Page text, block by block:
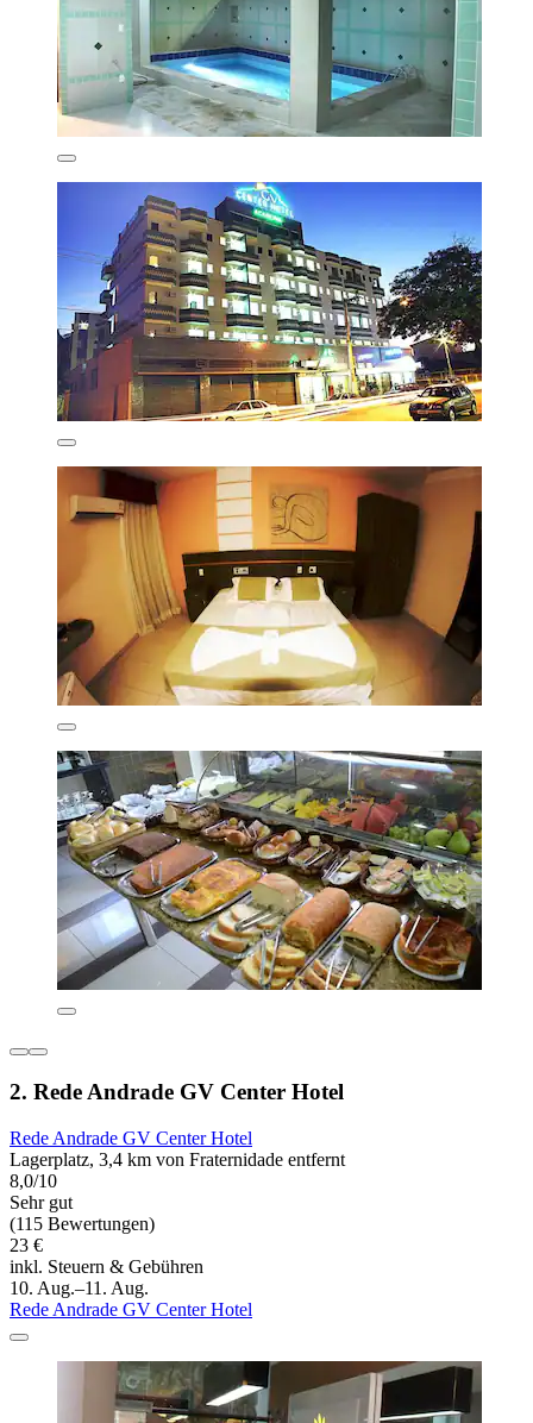
2. Rede Andrade GV Center Hotel
Rede Andrade GV Center Hotel
Lagerplatz, 3,4 km von Fraternidade entfernt
8,0/10
Sehr gut
(115 Bewertungen)
23 €
inkl. Steuern & Gebühren
10. Aug.–11. Aug.
Rede Andrade GV Center Hotel